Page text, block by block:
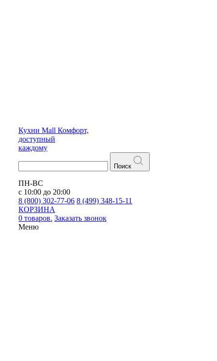
Кухни Mall Комфорт,
доступный
каждому
Поиск
ПН-ВС
с 10:00 до 20:00
8 (800) 302-77-06 8 (499) 348-15-11
КОРЗИНА
0 товаров. Заказать звонок
Меню